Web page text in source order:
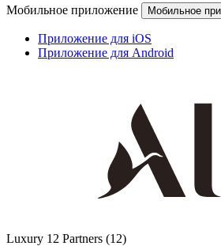
Мобильное приложение Мобильное
Приложение для iOS
Приложение для Android
Luxury 12 Partners (12)